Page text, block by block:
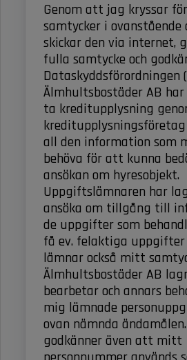
Genom att jag kryssar
samtycker i ovanstående
skickar den via internet,
fulla samtycke och
Dataskyddsförordningen
Älmhultsbostäder AB
ta kreditupplysning
all den information som
behöva för att kunna
ansökan om hyresobjekt.
Uppgiftslämnaren har
ansöka om tillgång till
de uppgifter som
få ev. felaktiga
lämnar också mitt
Älmhultsbostäder AB
bearbetar och annars
mig lämnade
ovan nämnda
godkänner även att mitt